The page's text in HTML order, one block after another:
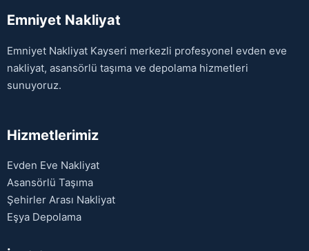
Emniyet Nakliyat
Emniyet Nakliyat Kayseri merkezli profesyonel evden eve
nakliyat, asansörlü taşıma ve depolama hizmetleri
sunuyoruz.
Hizmetlerimiz
Evden Eve Nakliyat
Asansörlü Taşıma
Şehirler Arası Nakliyat
Eşya Depolama